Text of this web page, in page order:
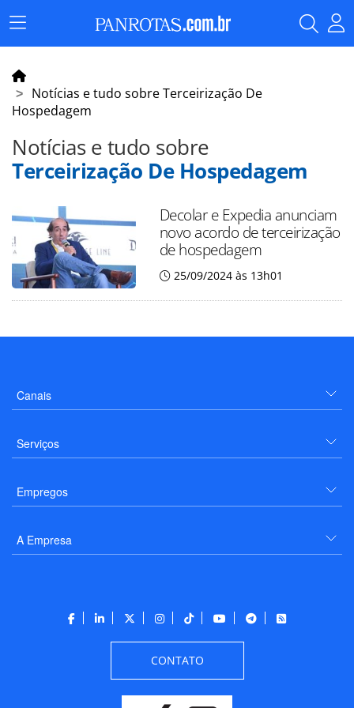
Menu
Principal
Notícias e tudo sobre Terceirização De
Hospedagem
Notícias e tudo sobre
Terceirização De Hospedagem
Decolar e Expedia anunciam
novo acordo de terceirização
de hospedagem
25/09/2024 às 13h01
Canais
Serviços
Empregos
A Empresa
CONTATO